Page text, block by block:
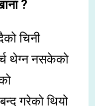
?
चिनी
थेग्न नसकेको
गरेको थियो